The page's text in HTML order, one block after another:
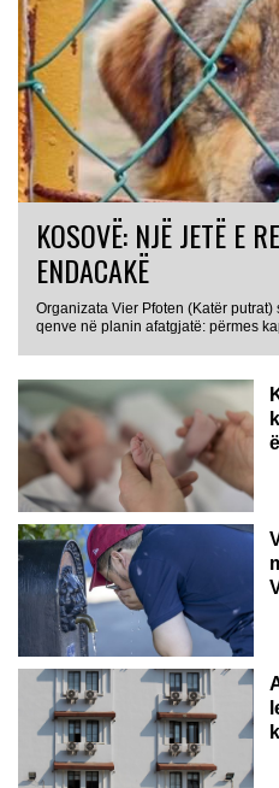
KOSOVË: NJË JETË E
ENDACAKË
Organizata Vier Pfoten (Katër
qenve në planin afatgjatë: përmes